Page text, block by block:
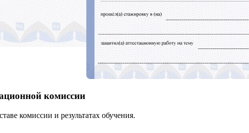
комиссии
комиссии и результатах обучения.